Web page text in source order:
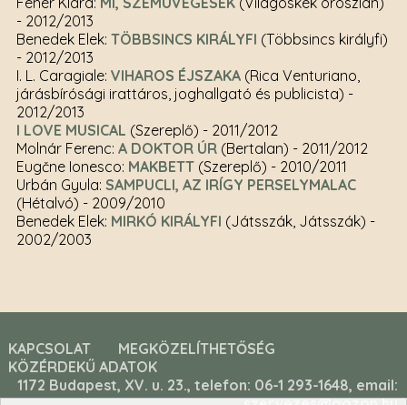
- 2012/2013
Benedek Elek: TÖBBSINCS KIRÁLYFI (Többsincs királyfi)
- 2012/2013
I. L. Caragiale: VIHAROS ÉJSZAKA(Rica Venturiano,
járásbírósági irattáros, joghallgató és publicista) -
2012/2013
I LOVE MUSICAL (Szereplő) - 2011/2012
Molnár Ferenc: A DOKTOR ÚR(Bertalan) - 2011/2012
Eugčne Ionesco: MAKBETT(Szereplő) - 2010/2011
Urbán Gyula: SAMPUCLI, AZ IRÍGY PERSELYMALAC
(Hétalvó) - 2009/2010
Benedek Elek: MIRKÓ KIRÁLYFI (Játsszák, Játsszák) -
2002/2003
KAPCSOLAT
MEGKÖZELÍTHETŐSÉG
KÖZÉRDEKŰ ADATOK
1172 Budapest, XV. u. 23., telefon: 06-1 293-1648, email: